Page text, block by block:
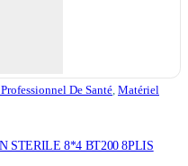
De Santé, Matériel
STERILE 8*4 BT200 8PLIS